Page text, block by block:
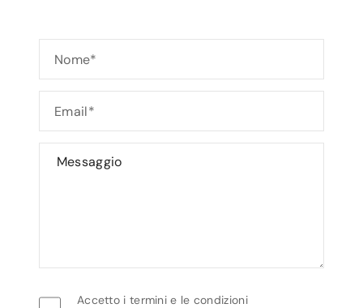
Accetto i termini e le condizioni